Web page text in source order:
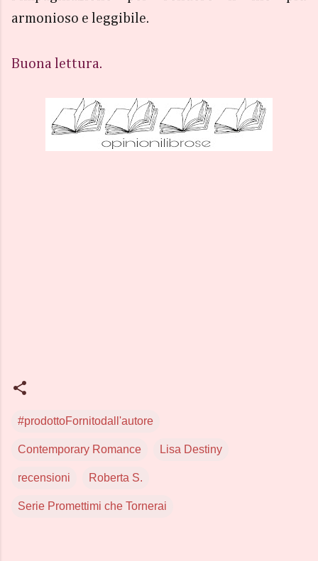
armonioso e leggibile.
Buona lettura.
#prodottoFornitodall'autore
Contemporary Romance Lisa Destiny
recensioni Roberta S.
Serie Promettimi che Tornerai